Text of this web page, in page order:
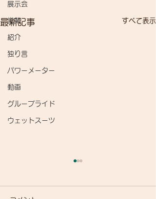
展示会
営業
紹介
独り言
パワーメーター
動画
グループライド
ウェットスーツ
最新記事 すべて表示